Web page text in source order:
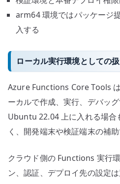
arm64 環境ではパッケージ
入する
ローカル実行環境としての
Azure Functions Core Tools
ーカルで作成、実行、デバッ
Ubuntu 22.04 上に入れる場合
く、開発端末や検証端末の補
クラウド側の Functions 実行
ン、認証、デプロイ先の設定は